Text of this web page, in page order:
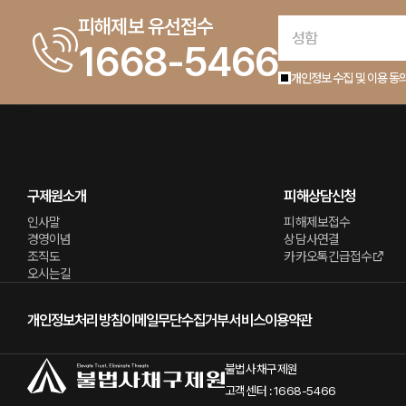
피해제보 유선접수
1668-5466 개인정보 수집 및 이용 동
구제원소개
인사말
경영이념
조직도
오시는길
피해상담신청
피해제보접수
상담사연결
카카오톡긴급접수
개인정보처리방침이메일무단수집거부서비스이용약관
불법사채구제원
고객센터 : 1668-5466